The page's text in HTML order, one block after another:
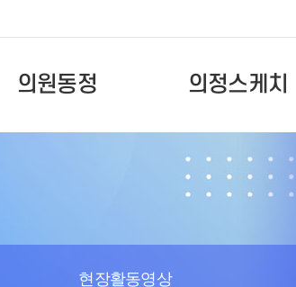
의원동정 의정스케치
현장활동영상